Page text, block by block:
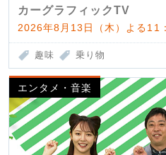
カーグラフィックTV
2026年8月13日（木）よる11
趣味 乗り物
エンタメ・音楽